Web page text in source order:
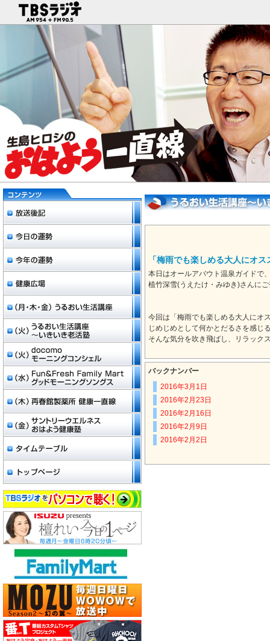
「梅雨でも楽しめる大人にオ
本日はオールアバウト温泉ガイドで
植竹深雪(うえたけ・みゆき)さんに
今回は「梅雨でも楽しめる大人にオ
じめじめとして何かとだるさを感じ
そんな気分を吹き飛ばし、リラック
バックナンバー
2016年3月1日
2016年2月23日
2016年2月16日
2016年2月9日
2016年2月2日